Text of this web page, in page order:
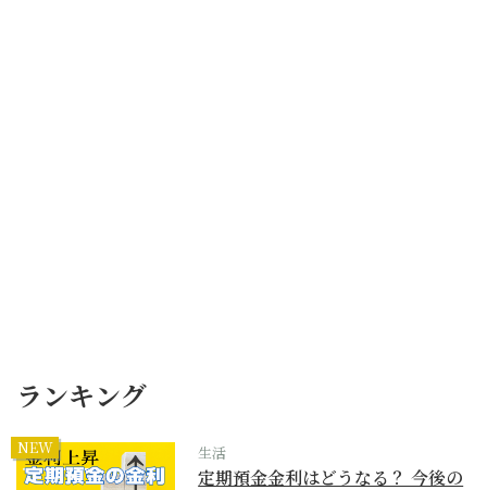
ランキング
NEW 生活
定期預金金利はどうなる？ 今後の